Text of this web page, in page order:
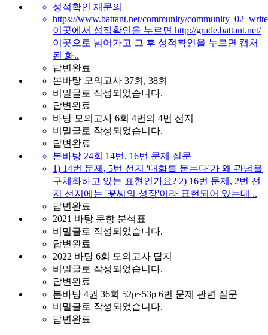
성적확인 재문의
https://www.battant.net/community/
이곳에서 성적확인을 누르면 http://grade.battant.net/
이곳으로 넘어가고 그 후 성적확인을 누르면 캡처
된 화..
답변완료
본바탕 모의고사 37회, 38회
비밀글로 작성되었습니다.
답변완료
바탕 모의고사 6회 4번의 4번 선지
비밀글로 작성되었습니다.
답변완료
본바탕 24회 14번, 16번 문제 질문
1) 14번 문제, 5번 선지 '대화를 묻는다'가 왜 관념을
구체화하고 있는 표현인가요? 2) 16번 문제, 2번 선
지 선지에는 '꽃씨의 성장'이라 표현되어 있는데 ..
답변완료
2021 바탕 문항 분석표
비밀글로 작성되었습니다.
답변완료
2022 바탕 6회 모의고사 답지
비밀글로 작성되었습니다.
답변완료
본바탕 4권 36회 52p~53p 6번 문제 관련 질문
비밀글로 작성되었습니다.
답변완료